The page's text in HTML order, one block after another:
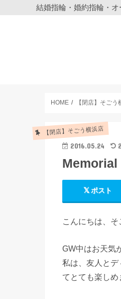
結婚指輪・婚約指輪・
HOME 【閉店】そごう
【閉店】そごう横浜店
2016.05.24
Memorial
ポスト
こんにちは、そ
GW中はお天気
私は、友人と
てとても楽し